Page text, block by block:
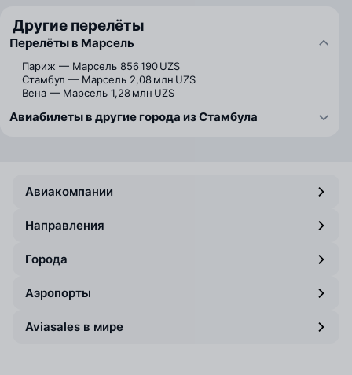
Другие перелёты
Перелёты в Марсель
Париж — Марсель 856 190 UZS
Стамбул — Марсель 2,08 млн UZS
Вена — Марсель 1,28 млн UZS
Авиабилеты в другие города из Стамбула
Авиакомпании
Направления
Города
Аэропорты
Aviasales в мире